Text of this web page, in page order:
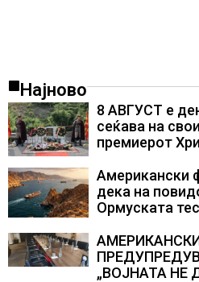
Најново
8 АВГУСТ е
сеќава на
премиерот
прилепски
Американски
дека на
Ормуската
„ВОЈНАТА НЕ